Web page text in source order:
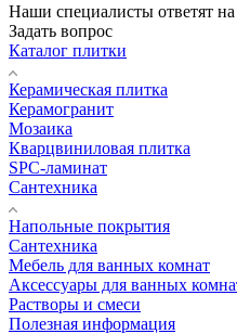
Наши специалисты ответят
Задать вопрос
Каталог плитки
Керамическая плитка
Керамогранит
Мозаика
Кварцвиниловая плитка
SPC-ламинат
Сантехника
Напольные покрытия
Сантехника
Мебель для ванных комнат
Аксессуары для ванных
Растворы и смеси
Полезная информация